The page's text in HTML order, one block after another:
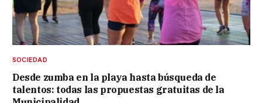
SOCIEDAD
Desde zumba en la playa hasta búsqueda de
talentos: todas las propuestas gratuitas de la